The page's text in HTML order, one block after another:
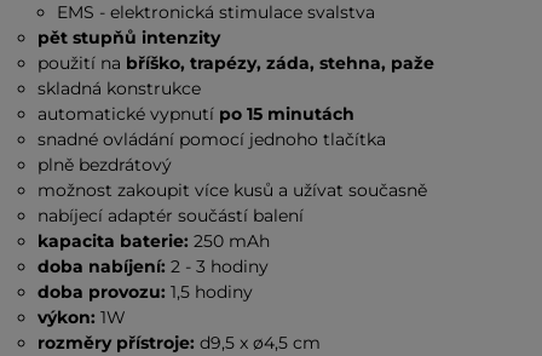
EMS - elektronická stimulace svalstva
pět stupňů intenzity
použití na bříško, trapézy, záda, stehna, paže
skladná konstrukce
automatické vypnutí po 15 minutách
snadné ovládání pomocí jednoho tlačítka
plně bezdrátový
možnost zakoupit více kusů a užívat současně
nabíjecí adaptér součástí balení
kapacita baterie:250 mAh
doba nabíjení:2 - 3 hodiny
doba provozu: 1,5 hodiny
výkon:1W
rozměry přístroje:d9,5 x ø4,5 cm